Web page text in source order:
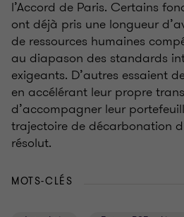
l’Accord de Paris. Certains
ont déjà pris une longueur
de ressources humaines
au diapason des standards
exigeants. D’autres essaient
en accélérant leur propre
d’accompagner leur
trajectoire de décarbonation
résolut.
MOTS-CLÉS